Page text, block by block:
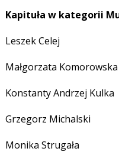
Kapituła w kategorii
Leszek Celej
Małgorzata
Konstanty Andrzej Kulka
Grzegorz Michalski
Monika Strugała